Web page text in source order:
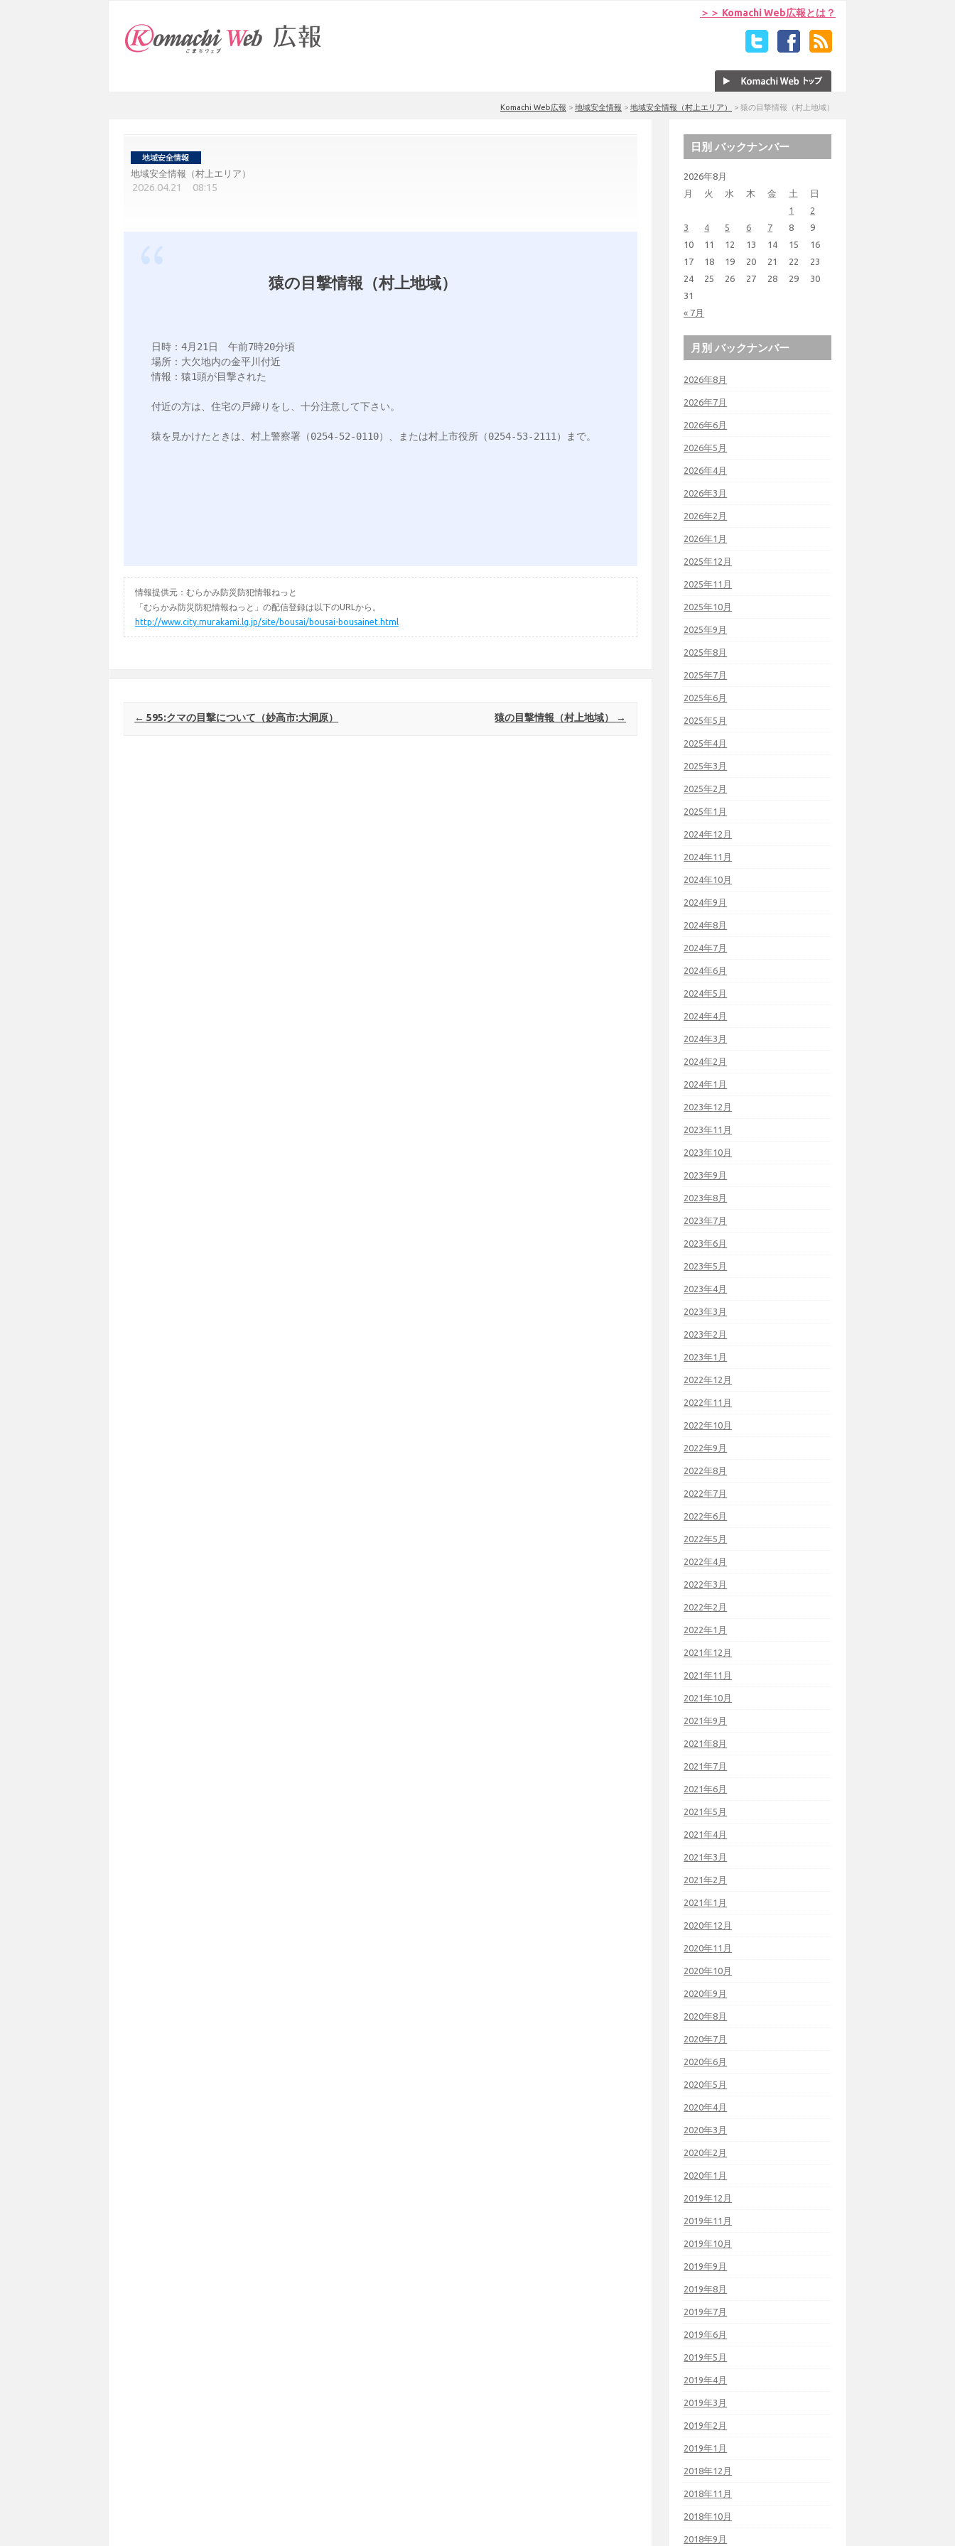
＞＞ Komachi Web広報とは？
Komachi Web広報 > 地域安全情報 > 地域安全情報（村上エリア） > 猿の目撃情報（村上地域）
地域安全情報（村上エリア）
2026.04.21 08:15
猿の目撃情報（村上地域）
日時：4月21日　午前7時20分頃
場所：大欠地内の金平川付近
情報：猿1頭が目撃された
付近の方は、住宅の戸締りをし、十分注意して下さい。
猿を見かけたときは、村上警察署（0254-52-0110）、または村上市役所（0254-53-2111）まで。
情報提供元：むらかみ防災防犯情報ねっと
「むらかみ防災防犯情報ねっと」の配信登録は以下のURLから。
http://www.city.murakami.lg.jp/site/bousai/bousai-bousainet.html
Post navigation
← 595:クマの目撃について（妙高市:大洞原） 猿の目撃情報（村上地域） →
日別 バックナンバー
2026年8月
月
火 水 木 金 土 日
« 7月
1
2
3
4 5 6 7 8
9
10
11 12 13 14 15
16
17
18 19 20 21 22
23
24
25 26 27 28 29
30
31
月別 バックナンバー
2026年8月
2026年7月
2026年6月
2026年5月
2026年4月
2026年3月
2026年2月
2026年1月
2025年12月
2025年11月
2025年10月
2025年9月
2025年8月
2025年7月
2025年6月
2025年5月
2025年4月
2025年3月
2025年2月
2025年1月
2024年12月
2024年11月
2024年10月
2024年9月
2024年8月
2024年7月
2024年6月
2024年5月
2024年4月
2024年3月
2024年2月
2024年1月
2023年12月
2023年11月
2023年10月
2023年9月
2023年8月
2023年7月
2023年6月
2023年5月
2023年4月
2023年3月
2023年2月
2023年1月
2022年12月
2022年11月
2022年10月
2022年9月
2022年8月
2022年7月
2022年6月
2022年5月
2022年4月
2022年3月
2022年2月
2022年1月
2021年12月
2021年11月
2021年10月
2021年9月
2021年8月
2021年7月
2021年6月
2021年5月
2021年4月
2021年3月
2021年2月
2021年1月
2020年12月
2020年11月
2020年10月
2020年9月
2020年8月
2020年7月
2020年6月
2020年5月
2020年4月
2020年3月
2020年2月
2020年1月
2019年12月
2019年11月
2019年10月
2019年9月
2019年8月
2019年7月
2019年6月
2019年5月
2019年4月
2019年3月
2019年2月
2019年1月
2018年12月
2018年11月
2018年10月
2018年9月